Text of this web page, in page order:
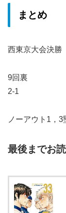
まとめ
西東京大会決勝
9回裏
2-1
ノーアウト1，3
最後までお